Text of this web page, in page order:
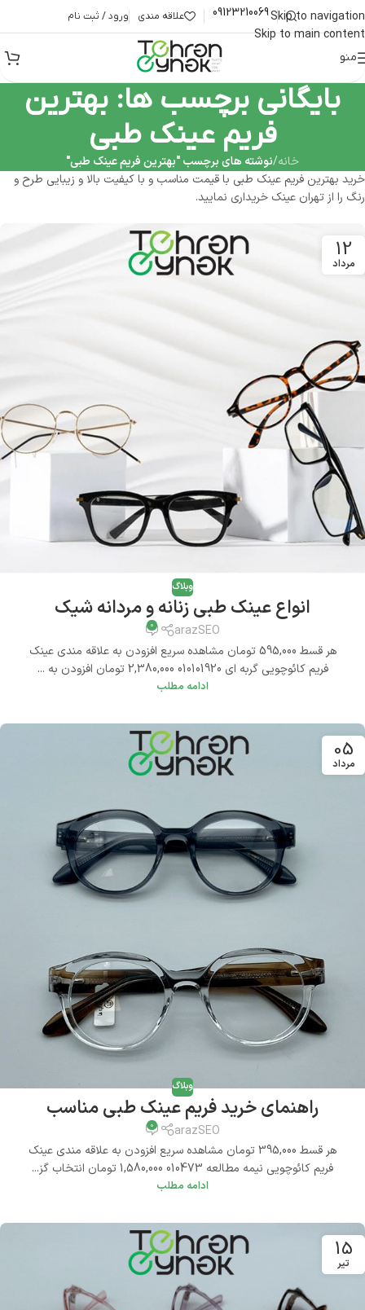
Skip to navigation
Skip to main content
09123210069 علاقه مندی ورود / ثبت نام
منو
بایگانی برچسب ها: بهترین
فریم عینک طبی
خانه/نوشته های برچسب "بهترین فریم عینک طبی"
خرید بهترین فریم عینک طبی با قیمت مناسب و با کیفیت بالا و زیبایی طرح و
رنگ را از تهران عینک خریداری نمایید.
12
مرداد
وبلاگ
انواع عینک طبی زنانه و مردانه شیک
arazSEO
0
هر قسط 595,000 تومان مشاهده سریع افزودن به علاقه مندی عینک
فریم کائوچویی گربه ای 010101920 2,380,000 تومان افزودن به ...
ادامه مطلب
05
مرداد
وبلاگ
راهنمای خرید فریم عینک طبی مناسب
arazSEO
0
هر قسط 395,000 تومان مشاهده سریع افزودن به علاقه مندی عینک
فریم کائوچویی نیمه مطالعه 010473 1,580,000 تومان انتخاب گز...
ادامه مطلب
15
تیر